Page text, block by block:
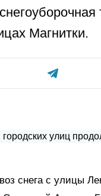
Магнитки.
снега с улицы